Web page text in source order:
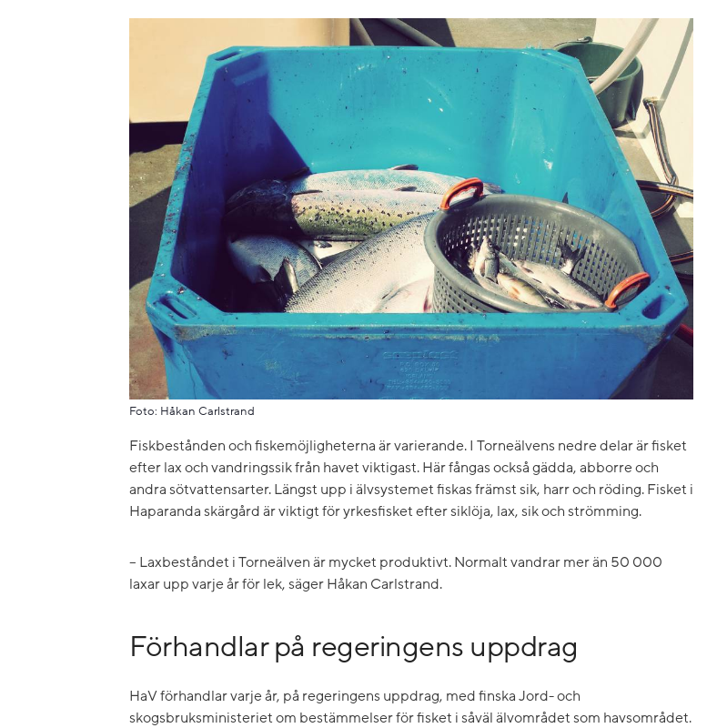
Foto: Håkan Carlstrand
Fiskbestånden och fiskemöjligheterna är varierande. I Torneälvens nedre delar är fisket
efter lax och vandringssik från havet viktigast. Här fångas också gädda, abborre och
andra sötvattensarter. Längst upp i älvsystemet fiskas främst sik, harr och röding. Fisket i
Haparanda skärgård är viktigt för yrkesfisket efter siklöja, lax, sik och strömming.
– Laxbeståndet i Torneälven är mycket produktivt. Normalt vandrar mer än 50 000
laxar upp varje år för lek, säger Håkan Carlstrand.
Förhandlar på regeringens uppdrag
HaV förhandlar varje år, på regeringens uppdrag, med finska Jord- och
skogsbruksministeriet om bestämmelser för fisket i såväl älvområdet som havsområdet.